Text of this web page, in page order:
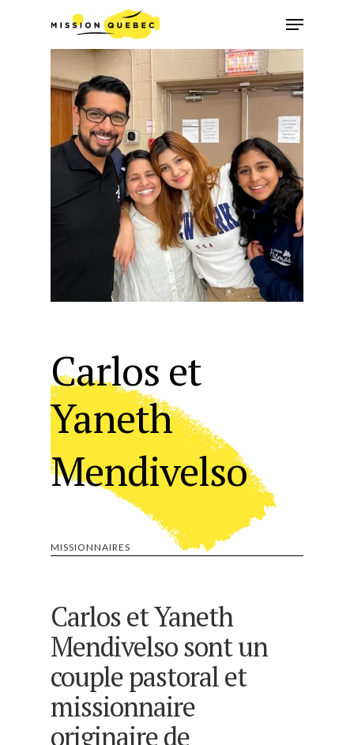
Carlos et
Yaneth
Mendivelso
MISSIONNAIRES
Carlos et Yaneth
Mendivelso sont un
couple pastoral et
missionnaire
originaire de